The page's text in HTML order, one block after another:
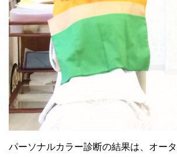
パーソナルカラー診断の結果は、オータ